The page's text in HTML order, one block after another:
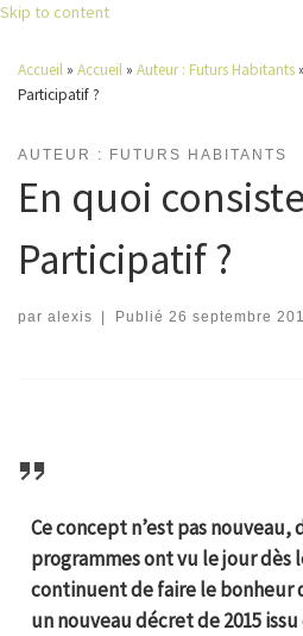
Skip to content
Accueil » Accueil » Auteur : Futurs Habitants »
Participatif ?
AUTEUR : FUTURS HABITANTS
En quoi
Participatif ?
par alexis Publié 26 septembre
Ce concept n’est pas nouveau,
programmes ont vu le jour dès
continuent de faire le bonheur
un nouveau décret de 2015 issu